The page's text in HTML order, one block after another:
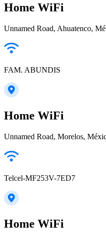
Home WiFi
Unnamed Road, Ahuatenco,
FAM. ABUNDIS
Home WiFi
Unnamed Road, Morelos,
Telcel-MF253V-7ED7
Home WiFi